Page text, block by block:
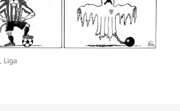
Liga